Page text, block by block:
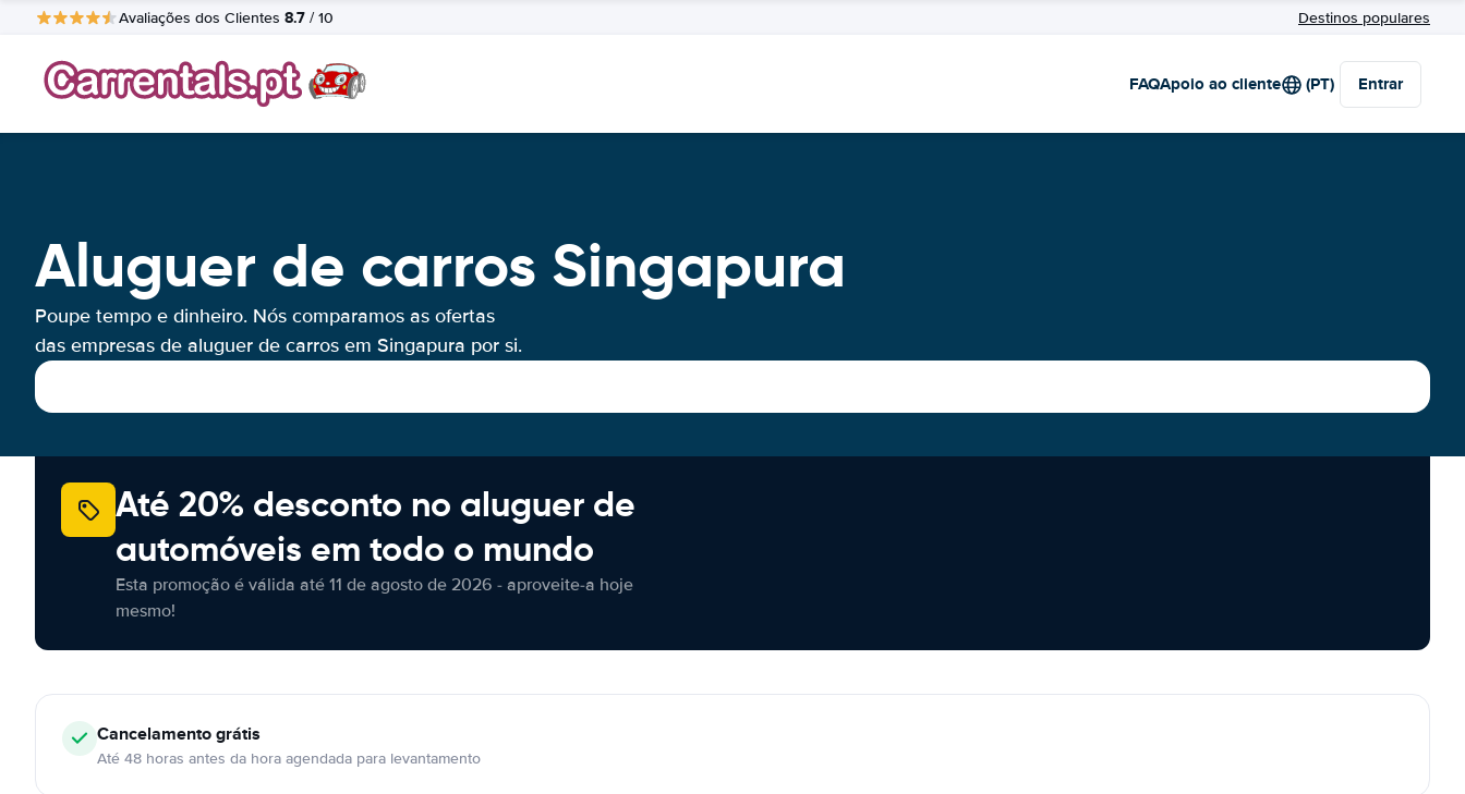
Avaliações dos Clientes 8.7 / 10 Destinos populares
FAQApoio ao cliente (PT) Entrar
Aluguer de carros Singapura
Poupe tempo e dinheiro. Nós comparamos as ofertas
das empresas de aluguer de carros em Singapura por si.
Até 20% desconto no aluguer de
automóveis em todo o mundo
Esta promoção é válida até 11 de agosto de 2026 - aproveite-a hoje
mesmo!
Cancelamentográtis
Até 48 horas antes da hora agendada para levantamento